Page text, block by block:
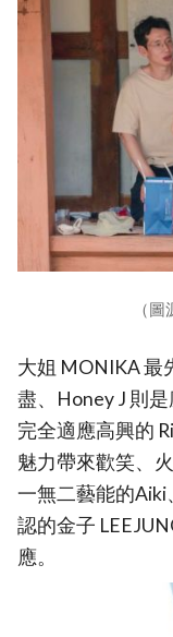
（
大姐 MONIKA 最
盡、Honey J 則
完全適應高興的
魅力帶來歡笑、
一無二藝能的Aiki
認的金子
應。